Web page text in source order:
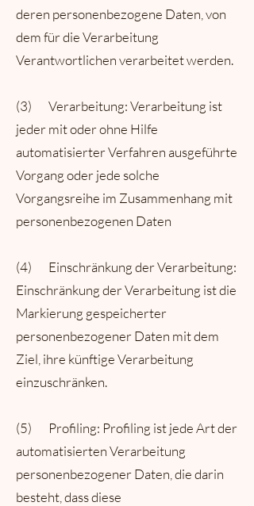
deren personenbezogene Daten, von
dem für die Verarbeitung
Verantwortlichen verarbeitet werden.
(3) Verarbeitung: Verarbeitung ist
jeder mit oder ohne Hilfe
automatisierter Verfahren ausgeführte
Vorgang oder jede solche
Vorgangsreihe im Zusammenhang mit
personenbezogenen Daten
(4) Einschränkung der Verarbeitung:
Einschränkung der Verarbeitung ist die
Markierung gespeicherter
personenbezogener Daten mit dem
Ziel, ihre künftige Verarbeitung
einzuschränken.
(5) Profiling: Profiling ist jede Art der
automatisierten Verarbeitung
personenbezogener Daten, die darin
besteht, dass diese